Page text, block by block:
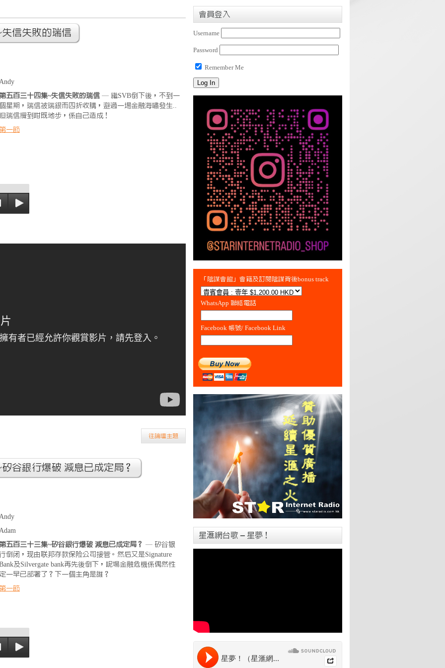
信失敗的瑞信
五百三十四集~失信失敗的瑞信 — 繼SVB倒下後，不到一
星期，瑞信被瑞銀而四折收購，避過一埸金融海嘯發生..
瑞信攪到咁既地步，係自己造成！
一節
往論壇主題
谷銀行爆破 減息已成定局？
五百三十三集~矽谷銀行爆破 減息已成定局？ — 矽谷银
倒闭，现由联邦存款保险公司接管。然后又是Signature
及Silvergate bank再先後倒下，呢場金融危機係偶然性
一早已部署了？下一個主角是誰？
一節
會員登入
Username
Password
Remember Me
「陰謀會館」會籍及訂閱陰謀背後bonus track
WhatsApp 聯絡電話
Facebook 帳號/ Facebook Link
星滙網台歌 – 星夢！